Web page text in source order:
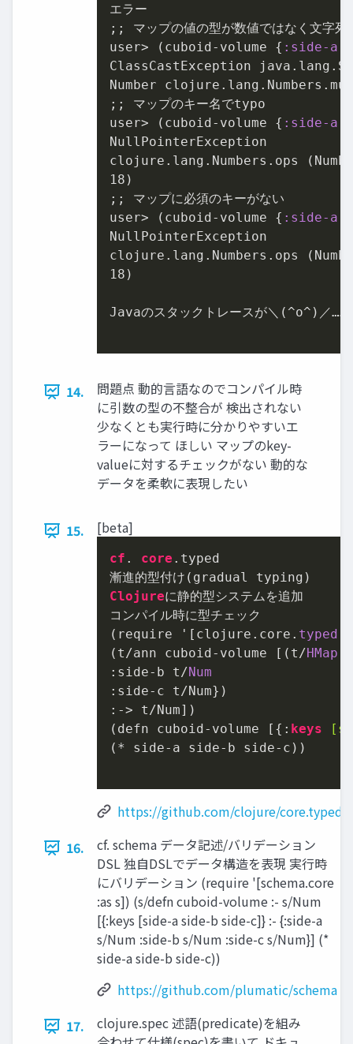
エラー
;; マップの値の型が数値ではなく⽂字列
user> (cuboid-volume { :side-a
ClassCastException
Number
;; マップのキー名でtypo
user> (cuboid-volume { :side-a
NullPointerException
clojure.lang.Numbers.ops
18 )
;; マップに必須のキーがない
user> (cuboid-volume { :side-a
NullPointerException
clojure.lang.Numbers.ops
18 )
Javaのスタックトレースが＼(^o^)／……
14.
問題点 動的⾔語なのでコンパイル時
に引数の型の不整合が 検出されない
少なくとも実⾏時に分かりやすいエ
ラーになって ほしい マップのkey-
valueに対するチェックがない 動的な
データを柔軟に表現したい
15. [beta]
cf . core .typed
Clojureに静的型システムを追加
コンパイル時に型チェック
(require '[clojure.core. typed
(t/ann cuboid-volume [(t/HMap
:side-b t/
:side-c t/Num})
:-> t/Num])
(defn cuboid-volume [{: keys
(* side-a side-b side-c))
https://github.com/clojure/core.typed
16.
cf. schema データ記述/バリデーション
DSL 独⾃DSLでデータ構造を表現 実⾏時
にバリデーション (require '[schema.core
:as s]) (s/defn cuboid-volume :- s/Num
[{:keys [side-a side-b side-c]} :- {:side-a
s/Num :side-b s/Num :side-c s/Num}] (*
side-a side-b side-c))
https://github.com/plumatic/schema
17.
clojure.spec 述語(predicate)を組み